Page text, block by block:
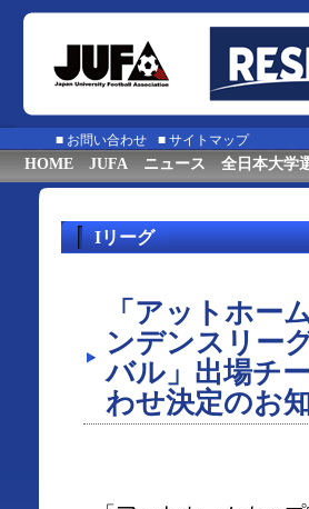
■ お問い合わせ ■ サイトマップ
HOME JUFA ニュース 全日本大学
Iリーグ
「アットホー
ンデンスリー
バル」出場チ
わせ決定のお